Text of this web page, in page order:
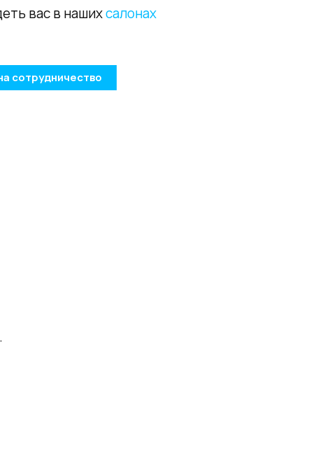
вас в нашихсалонах
сотрудничество
Вал, д. 32
10:00 - 19:00)